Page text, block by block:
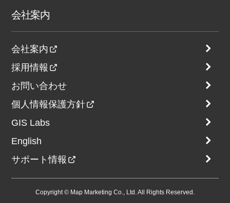
会社案内
会社案内
採用情報
お問い合わせ
個人情報保護方針
GIS Labs
English
サポート情報
Copyright © Map Marketing Co., Ltd. All Rights Reserved.